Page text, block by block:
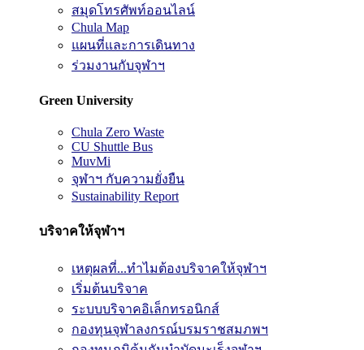
สมุดโทรศัพท์ออนไลน์
Chula Map
แผนที่และการเดินทาง
ร่วมงานกับจุฬาฯ
Green University
Chula Zero Waste
CU Shuttle Bus
MuvMi
จุฬาฯ กับความยั่งยืน
Sustainability Report
บริจาคให้จุฬาฯ
เหตุผลที่...ทำไมต้องบริจาคให้จุฬาฯ
เริ่มต้นบริจาค
ระบบบริจาคอิเล็กทรอนิกส์
กองทุนจุฬาลงกรณ์บรมราชสมภพฯ